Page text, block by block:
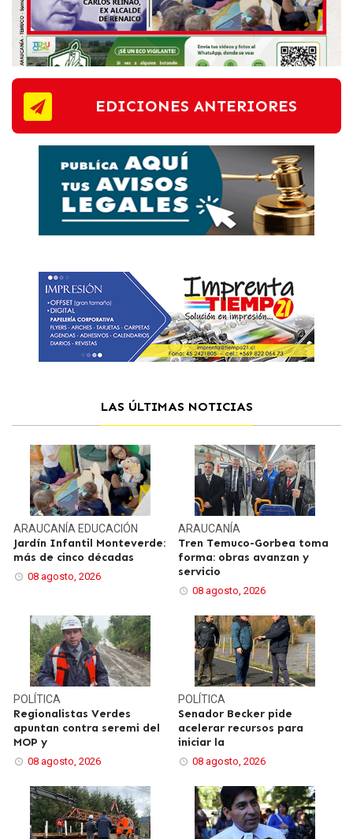
EDICIONES ANTERIORES
LAS ÚLTIMAS NOTICIAS
ARAUCANÍA EDUCACIÓN
Jardín Infantil Monteverde:
más de cinco décadas
08 agosto, 2026
ARAUCANÍA
Tren Temuco-Gorbea toma
forma: obras avanzan y
servicio
08 agosto, 2026
POLÍTICA
Regionalistas Verdes
apuntan contra seremi del
MOP y
08 agosto, 2026
POLÍTICA
Senador Becker pide
acelerar recursos para
iniciar la
08 agosto, 2026